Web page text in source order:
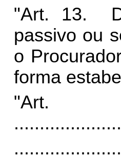
"Art. 13.
passivo ou
o
forma